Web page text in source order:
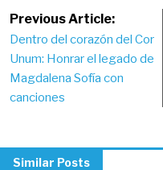
Post
navigation
Previous Article:
Dentro del corazón del Cor
Unum: Honrar el legado de
Magdalena Sofía con
canciones
Similar Posts